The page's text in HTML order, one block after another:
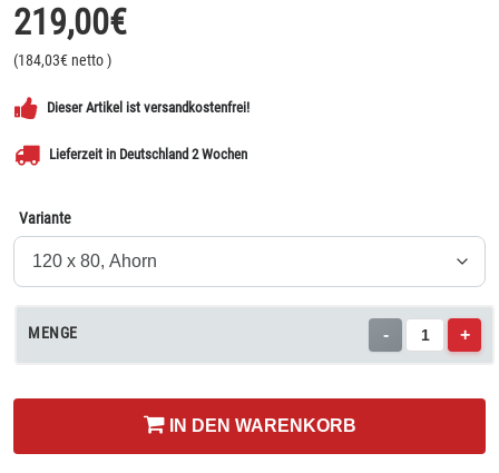
219,00€
(184,03€ netto)
Dieser Artikel ist versandkostenfrei!
Lieferzeit in Deutschland 2 Wochen
Variante
MENGE - +
IN DEN WARENKORB